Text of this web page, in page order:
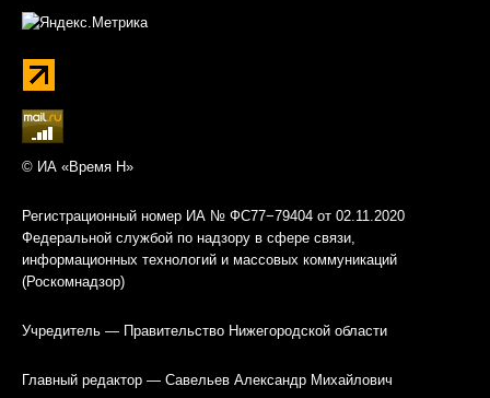
© ИА «Время Н»
Регистрационный номер ИА № ФС77−79404 от 02.11.2020
Федеральной службой по надзору в сфере связи,
информационных технологий и массовых коммуникаций
(Роскомнадзор)
Учредитель — Правительство Нижегородской области
Главный редактор — Савельев Александр Михайлович